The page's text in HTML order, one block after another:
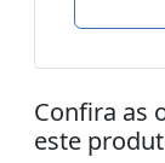
Confira as
este